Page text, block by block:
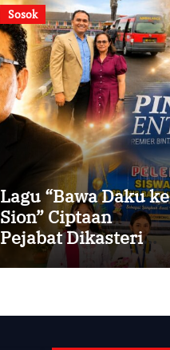
Sosok
Lagu “Bawa Daku ke
Sion” Ciptaan
Pejabat Dikasteri
Vatikan, Peraih